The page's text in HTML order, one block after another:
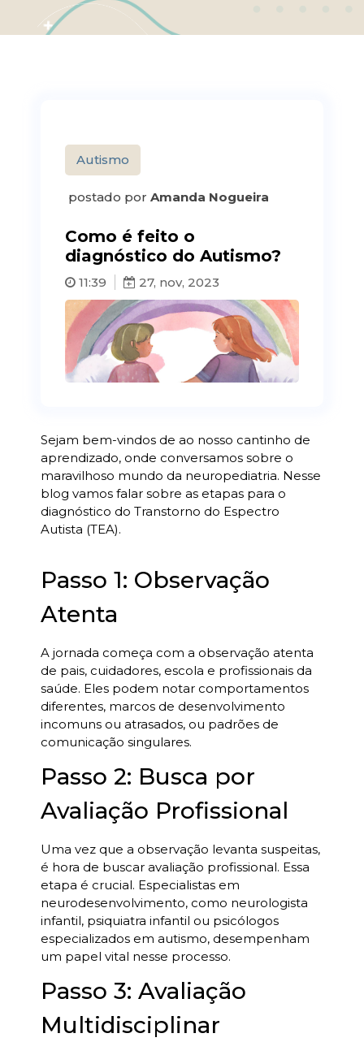
Autismo
postado por Amanda Nogueira
Como é feito o
diagnóstico do Autismo?
11:39 27, nov, 2023
Sejam bem-vindos de ao nosso cantinho de
aprendizado, onde conversamos sobre o
maravilhoso mundo da neuropediatria. Nesse
blog vamos falar sobre as etapas para o
diagnóstico do Transtorno do Espectro
Autista (TEA).
Passo 1: Observação
Atenta
A jornada começa com a observação atenta
de pais, cuidadores, escola e profissionais da
saúde. Eles podem notar comportamentos
diferentes, marcos de desenvolvimento
incomuns ou atrasados, ou padrões de
comunicação singulares.
Passo 2: Busca por
Avaliação Profissional
Uma vez que a observação levanta suspeitas,
é hora de buscar avaliação profissional. Essa
etapa é crucial. Especialistas em
neurodesenvolvimento, como neurologista
infantil, psiquiatra infantil ou psicólogos
especializados em autismo, desempenham
um papel vital nesse processo.
Passo 3: Avaliação
Multidisciplinar